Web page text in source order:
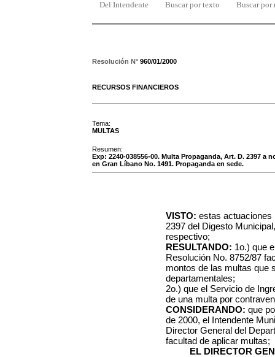
Del Intendente Buscar por texto Buscar por
Resolución N° 960/01/2000
RECURSOS FINANCIEROS
Tema:
MULTAS
Resumen:
Exp: 2240-038556-00. Multa Propaganda, Art. D. 2397 a
en Gran Líbano No. 1491. Propaganda en sede.
VISTO: estas actuaciones
2397 del Digesto
respectivo;
RESULTANDO: 1o.) que
Resolución No. 8752/87
montos de las multas que
departamentales;
2o.) que el Servicio de
de una multa por
CONSIDERANDO: que
de 2000, el Intendente
Director General del
facultad de aplicar multas;
EL DIRECTOR